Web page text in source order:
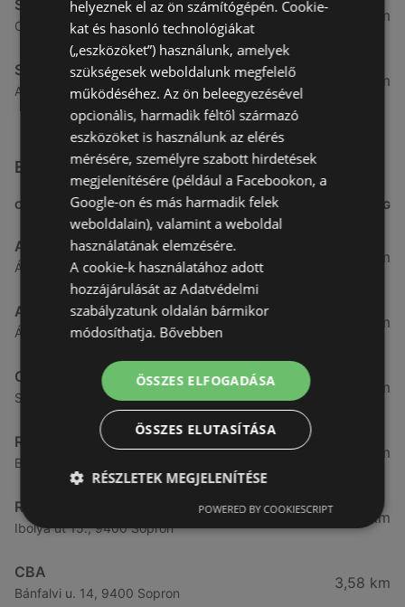
Spar
Csarnok utca 10., 9400 Sopron
4,91 km
Spar
Arany jános utca 16., 9400 Sopron
5,31 km
Egyéb Szupermarketek üzletek a közelben
CÍM TÁVOLSÁG
Aldi
Ágfalvi út 4/A., 9400 Sopron
3,26 km
ALDI Magyarország Élelmiszer Bt.
Ágfalvi út 4/a, 9400 Sopron
3,26 km
CBA
Somfalvi u. 14., 9400 Sopron
3,31 km
Reál
Besenyő u. 16., 9400 Sopron
3,32 km
Reál
Ibolya út 15., 9400 Sopron
3,41 km
CBA
Bánfalvi u. 14, 9400 Sopron
3,58 km
helyeznek el az ön számítógépén. Cookie-
kat és hasonló technológiákat
(„eszközöket”) használunk, amelyek
szükségesek weboldalunk megfelelő
működéséhez. Az ön beleegyezésével
opcionális, harmadik féltől származó
eszközöket is használunk az elérés
mérésére, személyre szabott hirdetések
megjelenítésére (például a Facebookon, a
Google-on és más harmadik felek
weboldalain), valamint a weboldal
használatának elemzésére.
A cookie-k használatához adott
hozzájárulását az Adatvédelmi
szabályzatunk oldalán bármikor
módosíthatja. Bővebben
ÖSSZES ELFOGADÁSA
ÖSSZES ELUTASÍTÁSA
RÉSZLETEK MEGJELENÍTÉSE
POWERED BY COOKIESCRIPT